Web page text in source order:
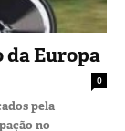
da Europa
0
pela
no